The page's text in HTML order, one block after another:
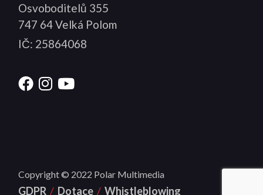
Osvoboditelů 355
747 64 Velká Polom
IČ: 25864068
Copyright © 2022 Polar Multimedia
GDPR / Dotace /Whistleblowing